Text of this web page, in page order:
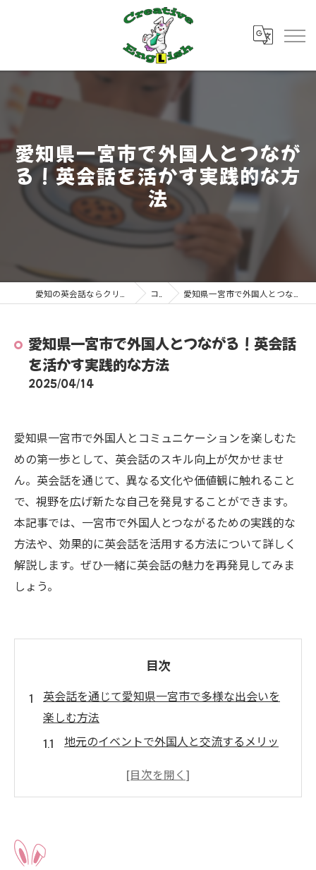
愛知県一宮市で外国人とつなが
る！英会話を活かす実践的な方
法
コラム 愛知県一宮市で外国人とつながる！英会話を活かす実践的な方法
愛知県一宮市で外国人とつながる！英会話
を活かす実践的な方法
2025/04/14
愛知県一宮市で外国人とコミュニケーションを楽しむた
めの第一歩として、英会話のスキル向上が欠かせませ
ん。英会話を通じて、異なる文化や価値観に触れること
で、視野を広げ新たな自己を発見することができます。
本記事では、一宮市で外国人とつながるための実践的な
方法や、効果的に英会話を活用する方法について詳しく
解説します。ぜひ一緒に英会話の魅力を再発見してみま
しょう。
目次
英会話を通じて愛知県一宮市で多様な出会いを
楽しむ方法
地元のイベントで外国人と交流するメリッ
英会話カフェでのリラックスしたコミュニ